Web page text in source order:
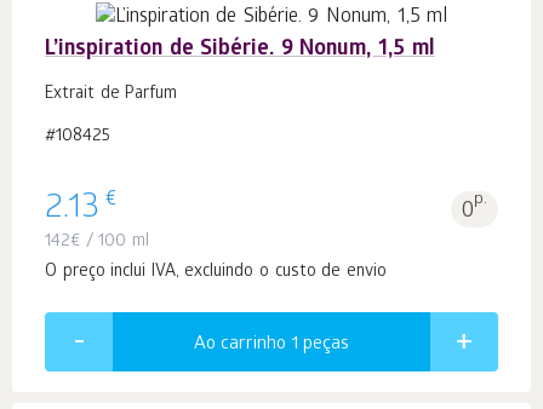
L’inspiration de Sibérie. 9 Nonum, 1,5 ml
Extrait de Parfum
#108425
2.13 € 0p.
142€ / 100 ml
O preço inclui IVA, excluindo o custo de envio
Ao carrinho 1 peças